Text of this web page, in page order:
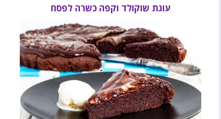
עוגת שוקולד וקפה כשרה לפסח